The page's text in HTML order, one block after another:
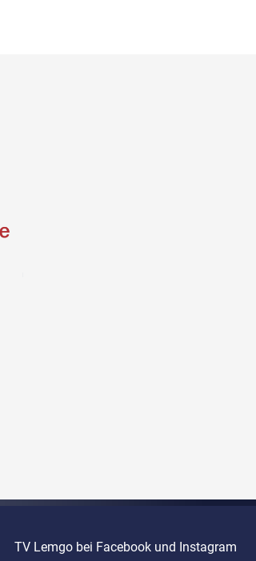
TV Lemgo bei Facebook und Instagram